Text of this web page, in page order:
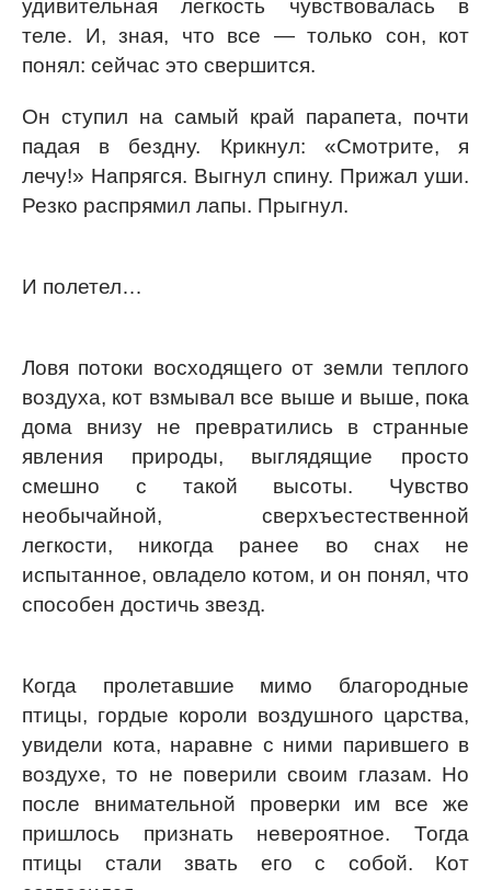
удивительная легкость чувствовалась в
теле. И, зная, что все — только сон, кот
понял: сейчас это свершится.
Он ступил на самый край парапета, почти
падая в бездну. Крикнул: «Смотрите, я
лечу!» Напрягся. Выгнул спину. Прижал уши.
Резко распрямил лапы. Прыгнул.
И полетел…
Ловя потоки восходящего от земли теплого
воздуха, кот взмывал все выше и выше, пока
дома внизу не превратились в странные
явления природы, выглядящие просто
смешно с такой высоты. Чувство
необычайной, сверхъестественной
легкости, никогда ранее во снах не
испытанное, овладело котом, и он понял, что
способен достичь звезд.
Когда пролетавшие мимо благородные
птицы, гордые короли воздушного царства,
увидели кота, наравне с ними парившего в
воздухе, то не поверили своим глазам. Но
после внимательной проверки им все же
пришлось признать невероятное. Тогда
птицы стали звать его с собой. Кот